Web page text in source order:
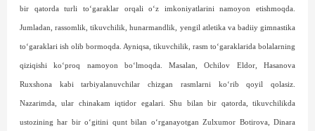
bir qatorda turli to‘garaklar orqali o‘z imkoniyatlarini namoyon etishmoqda.
Jumladan, rassomlik, tikuvchilik, hunarmandlik, yengil atletika va badiiy gimnastika
to‘garaklari ish olib bormoqda. Ayniqsa, tikuvchilik, rasm to‘garaklarida bolalarning
qiziqishi ko‘proq namoyon bo‘lmoqda. Masalan, Ochilov Eldor, Hasanova
Ruxshona kabi tarbiyalanuvchilar chizgan rasm­larni ko‘rib qoyil qolasiz.
Nazarimda, ular chinakam iqtidor egalari. Shu bilan bir qatorda, tikuvchilikda
ustozining har bir o‘gitini qunt bilan o‘rganayotgan Zulxumor Botirova, Dinara